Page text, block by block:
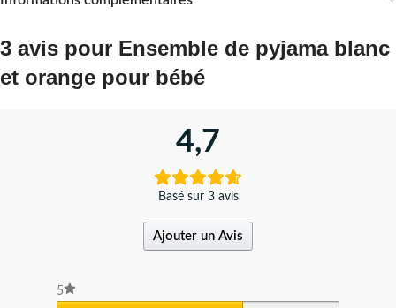
3 avis pour Ensemble de pyjama blanc
et orange pour bébé
4,7
Basé sur 3 avis
Ajouter un Avis
5